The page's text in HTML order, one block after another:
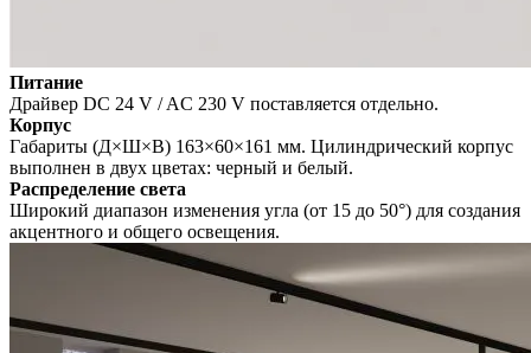
Питание
Драйвер DС 24 V / AC 230 V поставляется отдельно.
Корпус
Габариты (Д×Ш×В) 163×60×161 мм. Цилиндрический корпус
выполнен в двух цветах: черный и белый.
Распределение света
Широкий диапазон изменения угла (от 15 до 50°) для создания
акцентного и общего освещения.